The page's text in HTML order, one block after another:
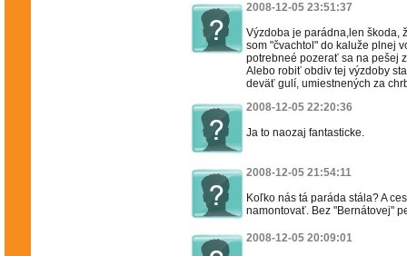
2008-12-05 23:51:37
Výzdoba je parádna,len škoda,
som "čvachtol" do kaluže plnej
potrebneé pozerať sa na pešej
Alebo robiť obdiv tej výzdoby
deväť gulí, umiestnených za
2008-12-05 22:20:36
Ja to naozaj fantasticke.
2008-12-05 21:54:11
Koľko nás tá paráda stála? A
namontovať. Bez "Bernátovej"
2008-12-05 20:09:01